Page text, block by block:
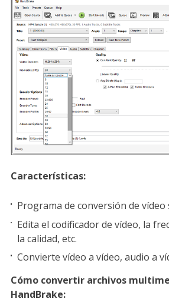
Características:
Programa de conversión de
Edita el codificador de vídeo, la
la calidad, etc.
Convierte vídeo a vídeo, audio a
Cómo convertir archivos
HandBrake: